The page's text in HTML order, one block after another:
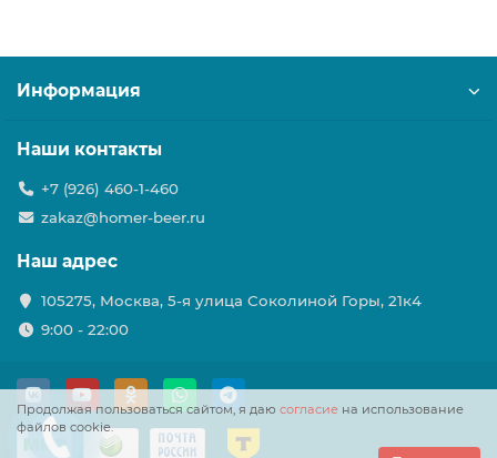
Продолжая пользоваться сайтом, я даю согласие на использование
файлов cookie.
Информация
Наши контакты
+7 (926) 460-1-460
zakaz@homer-beer.ru
Наш адрес
105275, Москва, 5-я улица Соколиной Горы, 21к4
9:00 - 22:00